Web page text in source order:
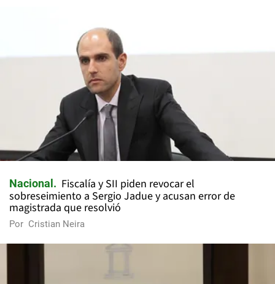
Nacional
Fiscalía y SII piden revocar el
sobreseimiento a Sergio Jadue y acusan error de
magistrada que resolvió
Por Cristian Neira